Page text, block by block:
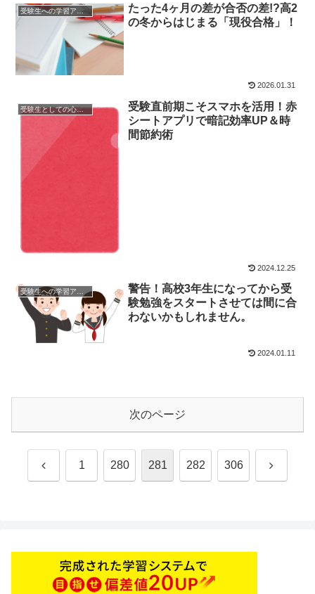
受験生への学習アドバイス
たった4ヶ月の差が合否の差!?高2
の冬からはじまる「現役合格」！
2026.01.31
受験生としての心構え
受験直前期こそスマホを活用！赤
シートアプリで暗記効率UP＆時
間節約術
2024.12.25
受験生への学習アドバイス
警告！高校3年生になってから受
験勉強をスタートさせては間に合
わないかもしれません。
2024.01.11
次のページ
前 1 280 281 282 306 次